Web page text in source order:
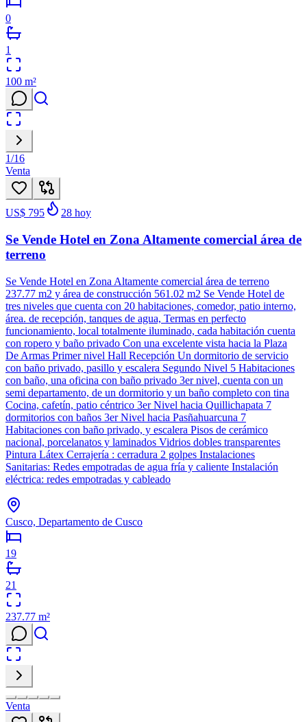
0
1
100 m²
1/16
Venta
US$ 795 28 hoy
Se Vende Hotel en Zona Altamente comercial área de
terreno
Se Vende Hotel en Zona Altamente comercial área de terreno
237.77 m2 y área de construcción 561.02 m2 Se Vende Hotel de
tres niveles que cuenta con 20 habitaciones, comedor, patio interno,
área. de recepción, tanques de agua, Termas en perfecto
funcionamiento, local totalmente iluminado, cada habitación cuenta
con ropero y baño privado Con una excelente vista hacia la Plaza
De Armas Primer nivel Hall Recepción Un dormitorio de servicio
con baño privado, pasillo y escalera Segundo Nivel 5 Habitaciones
con baño, una oficina con baño privado 3er nivel, cuenta con un
semi departamento, de un dormitorio y un baño completo con tina
Cocina, cafetín, patio céntrico 3er Nivel hacia Quillichapata 7
dormitorios con baños 3er Nivel hacia Pasñahuarcuna 7
Habitaciones con baño privado, y escalera Pisos de cerámico
nacional, porcelanatos y laminados Vidrios dobles transparentes
Pintura Látex Cerrajería : cerradura 2 golpes Instalaciones
Sanitarias: Redes empotradas de agua fría y caliente Instalación
eléctrica: redes empotradas y cableado
Cusco, Departamento de Cusco
19
21
237.77 m²
Venta